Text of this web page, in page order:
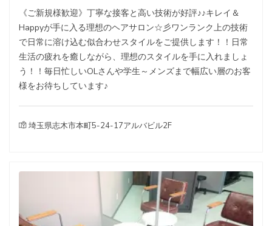
《ご新規様歓迎》丁寧な接客と高い技術が好評♪♪キレイ＆
Happyが手に入る理想のヘアサロン☆彡ワンランク上の技術
で日常に溶け込む似合わせスタイルをご提供します！！日常
生活の疲れを癒しながら、理想のスタイルを手に入れましょ
う！！毎日忙しいOLさんや学生～メンズまで幅広い層のお客
様をお待ちしています♪
埼玉県志木市本町5-24-17アルバビル2F